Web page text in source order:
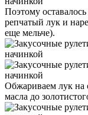
Поэтому
репчатый лук и
еще мельче).
Обжариваем лук на
масла до